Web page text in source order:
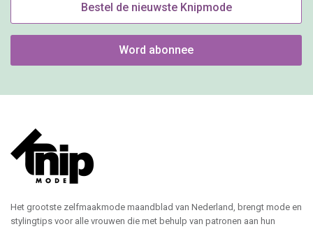
Bestel de nieuwste Knipmode
Word abonnee
Het grootste zelfmaakmode maandblad van Nederland, brengt mode en
stylingtips voor alle vrouwen die met behulp van patronen aan hun